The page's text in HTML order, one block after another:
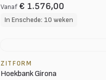
Vanaf € 1.576,00
In Enschede: 10 weken
ZITFORM
Hoekbank Girona